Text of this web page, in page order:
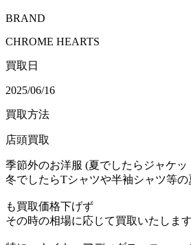
BRAND
CHROME HEARTS
買取日
2025/06/16
買取方法
店頭買取
季節外のお洋服 (夏でしたらジャケッ
冬でしたらTシャツや半袖シャツ等の
も買取価格下げず
その時の相場に応じて買取いたします